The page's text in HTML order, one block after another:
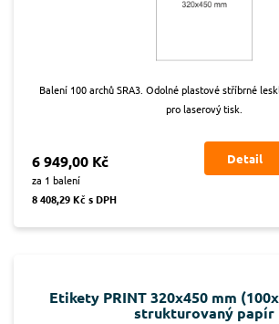
Balení 100 archů SRA3. Odolné plastové stříbrné
pro laserový tisk.
6 949,00 Kč
za 1 balení
8 408,29 Kč s DPH
Detail
Etikety PRINT 320x450 mm
strukturovaný papír